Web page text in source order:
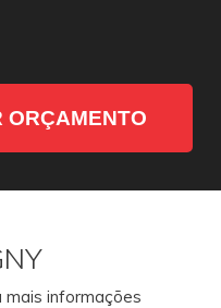
ORÇAMENTO
mais informações